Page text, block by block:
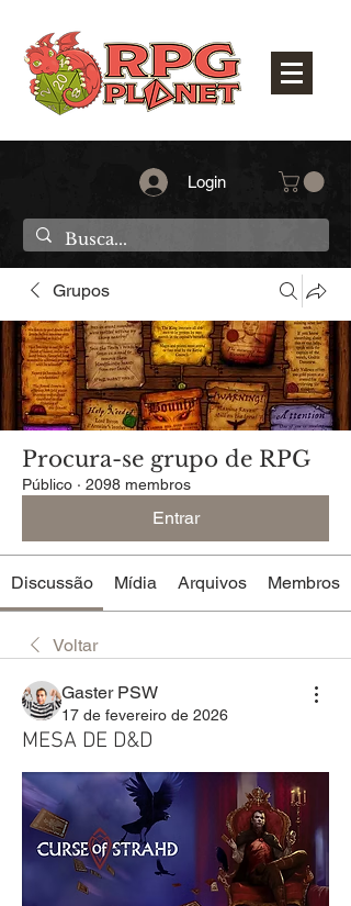
Login
Grupos
Procura-se grupo de RPG
Público · 2098 membros
Entrar
Discussão Mídia Arquivos Membros
Voltar
Gaster PSW
17 de fevereiro de 2026
MESA DE D&D